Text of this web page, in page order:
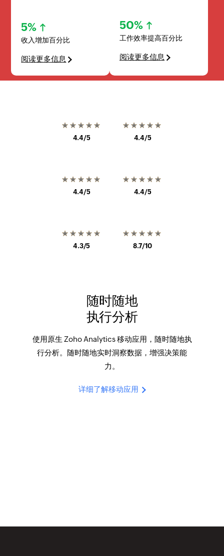
5%
收入增加百分比
阅读更多信息
50%
工作效率提高百分比
阅读更多信息
★★★★★
4.4/5
★★★★★
4.4/5
★★★★★
4.4/5
★★★★★
4.4/5
★★★★★
4.3/5
★★★★★
8.7/10
随时随地
执行分析
使用原生 Zoho Analytics 移动应用，随时随地执
行分析。随时随地实时洞察数据，增强决策能
力。
详细了解移动应用